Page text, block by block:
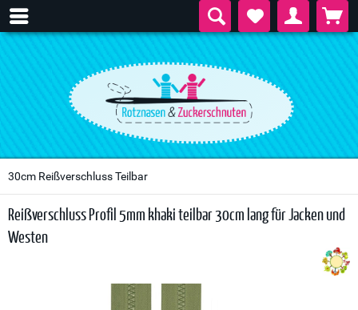
30cm Reißverschluss Teilbar
Reißverschluss Profil 5mm khaki teilbar 30cm lang für Jacken und
Westen